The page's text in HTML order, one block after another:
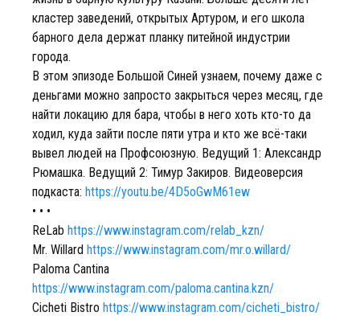
кластер заведений, открытых Артуром, и его школа
барного дела держат планку питейной индустрии
города.
В этом эпизоде Большой Синей узнаем, почему даже с
деньгами можно запросто закрыться через месяц, где
найти локацию для бара, чтобы в него хоть кто-то да
ходил, куда зайти после пяти утра и кто же всё-таки
вывел людей на Профсоюзную. Ведущий 1: Александр
Рюмашка. Ведущий 2: Тимур Закиров. Видеоверсия
подкаста: https://youtu.be/4D5oGwM61ew
• • •
ReLab https://www.instagram.com/relab_kzn/
Mr. Willard https://www.instagram.com/mr.o.willard/
Paloma Cantina
https://www.instagram.com/paloma.cantina.kzn/
Cicheti Bistro https://www.instagram.com/cicheti_bistro/